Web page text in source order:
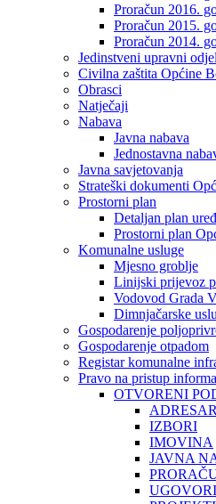
Proračun 2016.
Proračun 2015.
Proračun 2014.
Jedinstveni upravni odjel
Civilna zaštita Općine
Obrasci
Natječaji
Nabava
Javna nabava
Jednostavna
Javna savjetovanja
Strateški dokumenti
Prostorni plan
Detaljan plan
Prostorni plan
Komunalne usluge
Mjesno groblje
Linijski prijevoz
Vodovod Grada
Dimnjačarske
Gospodarenje
Gospodarenje otpadom
Registar komunalne
Pravo na pristup
OTVORENI
IZBORI
IMOVINA
JAVNA
UGOVORI